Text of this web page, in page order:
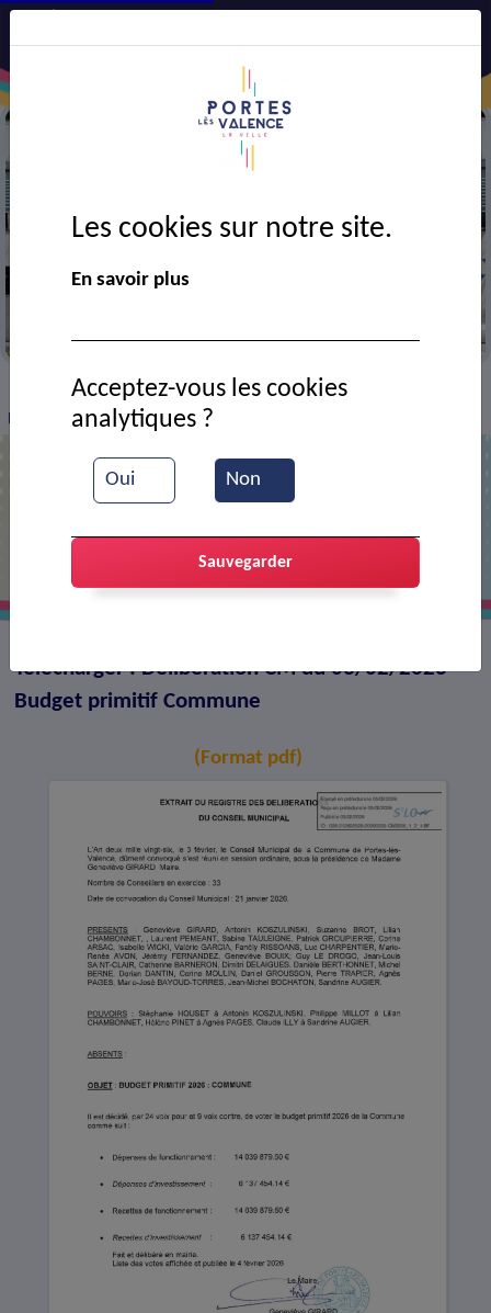
> VIE MUNICIPALE > Ressources documentaires
Délibération CM du 03/02/2026 - Budget primitif Commune
Délibération CM du 03/02/2026 -
Budget primitif Commune
Télécharger : Délibération CM du 03/02/2026 -
Budget primitif Commune
(Format pdf)
Les cookies sur notre site.
En savoir plus
Oui Non
Acceptez-vous les cookies
analytiques ?
Sauvegarder